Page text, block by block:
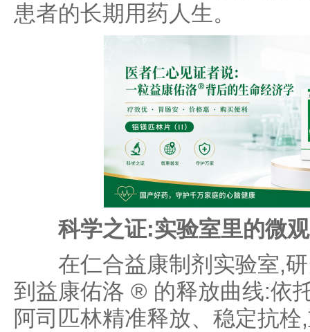
患者的长期用药人生。
科学之证:实验室里的微
在仁合益康制剂实验室,研
到益康佑洛 ® 的释放曲线:依
阿司匹林精准释放、稳定抗